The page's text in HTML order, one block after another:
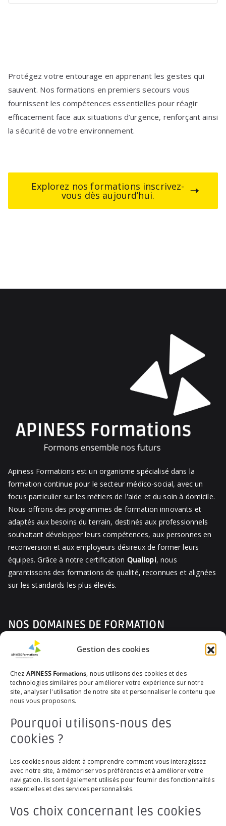
Gestion des cookies
Chez APINESS Formations, nous utilisons des cookies et des
technologies similaires pour améliorer votre expérience sur notre
site, analyser l'utilisation de notre site et personnaliser le contenu que
nous vous proposons.
Pourquoi utilisons-nous des
cookies ?
Les cookies nous aident à comprendre comment vous interagissez
avec notre site, à mémoriser vos préférences et à améliorer votre
navigation. Ils sont également utilisés pour fournir des fonctionnalités
essentielles et des services personnalisés.
Vos choix concernant les cookies
Protégez votre entourage en apprenant les gestes qui
sauvent. Nos formations en premiers secours vous
fournissent les compétences essentielles pour réagir
efficacement face aux situations d’urgence, renforçant ainsi
la sécurité de votre environnement.
Explorez nos formations inscrivez-
vous dès aujourd’hui.
Apiness Formations est un organisme spécialisé dans la
formation continue pour le secteur médico-social, avec un
focus particulier sur les métiers de l'aide et du soin à domicile.
Nous offrons des programmes de formation innovants et
adaptés aux besoins du terrain, destinés aux professionnels
souhaitant développer leurs compétences, aux personnes en
reconversion et aux employeurs désireux de former leurs
équipes. Grâce à notre certification Qualiopi, nous
garantissons des formations de qualité, reconnues et alignées
sur les standards les plus élevés.
NOS DOMAINES DE FORMATION
Prévenir les Risques Professionnels
Parcours du Nouvel Arrivant
Encourager la Santé et le Bien-être
Assurer les Gestes de Premiers Secours
Apprécier la Vie en Rêve-Evolution
Favoriser le collectif
LIENS PRATIQUES
Foire aux Questions